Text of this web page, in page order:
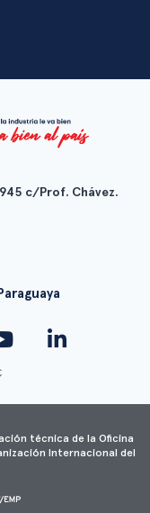
c/Prof. Chávez.
técnica de la Oficina
Internacional del